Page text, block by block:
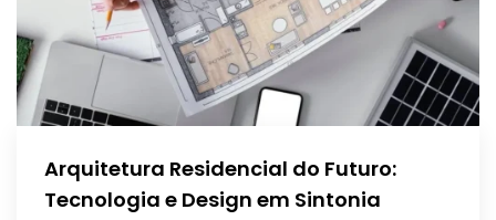
Arquitetura Residencial do Futuro:
Tecnologia e Design em Sintonia